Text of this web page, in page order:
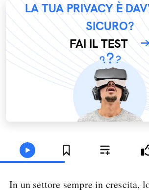
LA TUA PRIVACY È
SICURO?
FAI IL TEST
In un settore sempre in crescita,